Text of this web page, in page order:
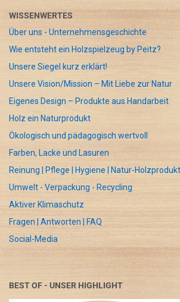
WISSENWERTES
Über uns - Unternehmensgeschichte
Wie entsteht ein Holzspielzeug by Peitz?
Unsere Siegel kurz erklärt!
Unsere Vision/Mission – Mit Liebe zur Natur
Eigenes Design – Produkte aus Handarbeit
Holz ein Naturprodukt
Ökologisch und pädagogisch wertvoll
Farben, Lacke und Lasuren
Reinung | Pflege | Hygiene | Natur-
Umwelt - Verpackung - Recycling
Aktiver Klimaschutz
Fragen | Antworten | FAQ
Social-Media
BEST OF - UNSER HIGHLIGHT